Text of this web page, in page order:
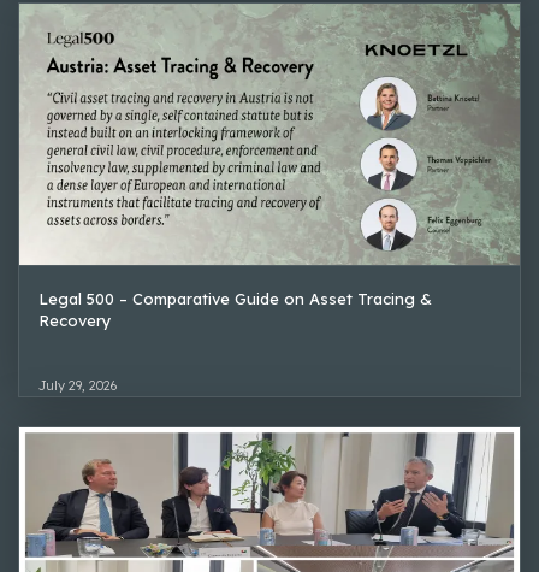
Legal 500 – Comparative Guide on Asset Tracing &
Recovery
July 29, 2026